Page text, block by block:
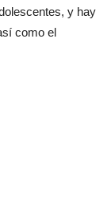
y hay
como el